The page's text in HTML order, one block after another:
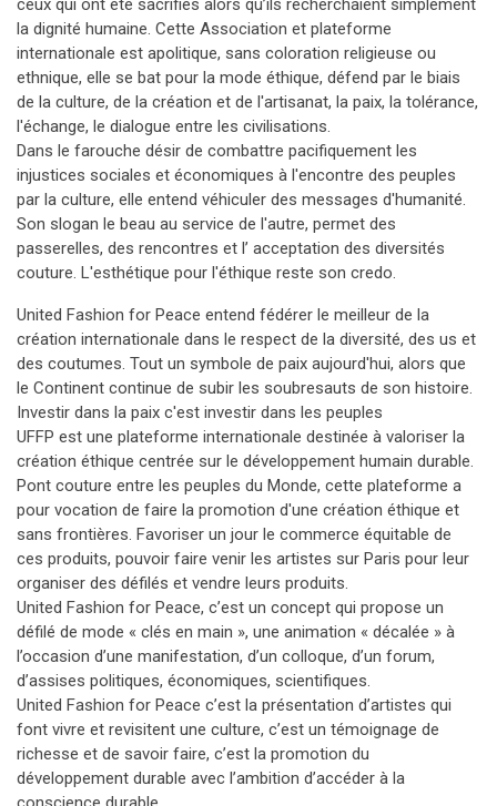
ceux qui ont été sacrifiés alors qu’ils recherchaient simplement
la dignité humaine. Cette Association et plateforme
internationale est apolitique, sans coloration religieuse ou
ethnique, elle se bat pour la mode éthique, défend par le biais
de la culture, de la création et de l'artisanat, la paix, la tolérance,
l'échange, le dialogue entre les civilisations.
Dans le farouche désir de combattre pacifiquement les
injustices sociales et économiques à l'encontre des peuples
par la culture, elle entend véhiculer des messages d'humanité.
Son slogan le beau au service de l'autre, permet des
passerelles, des rencontres et l’ acceptation des diversités
couture. L'esthétique pour l'éthique reste son credo.
United Fashion for Peace entend fédérer le meilleur de la
création internationale dans le respect de la diversité, des us et
des coutumes. Tout un symbole de paix aujourd'hui, alors que
le Continent continue de subir les soubresauts de son histoire.
Investir dans la paix c'est investir dans les peuples
UFFP est une plateforme internationale destinée à valoriser la
création éthique centrée sur le développement humain durable.
Pont couture entre les peuples du Monde, cette plateforme a
pour vocation de faire la promotion d'une création éthique et
sans frontières. Favoriser un jour le commerce équitable de
ces produits, pouvoir faire venir les artistes sur Paris pour leur
organiser des défilés et vendre leurs produits.
United Fashion for Peace, c’est un concept qui propose un
défilé de mode « clés en main », une animation « décalée » à
l’occasion d’une manifestation, d’un colloque, d’un forum,
d’assises politiques, économiques, scientifiques.
United Fashion for Peace c’est la présentation d’artistes qui
font vivre et revisitent une culture, c’est un témoignage de
richesse et de savoir faire, c’est la promotion du
développement durable avec l’ambition d’accéder à la